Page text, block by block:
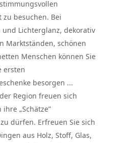
zu besuchen. Bei
und Lichterglanz, dekorativ
Marktständen, schönen
Menschen können Sie
ersten
besorgen ...
Region freuen sich
„Schätze”
dürfen. Erfreuen Sie sich
aus Holz, Stoff, Glas,